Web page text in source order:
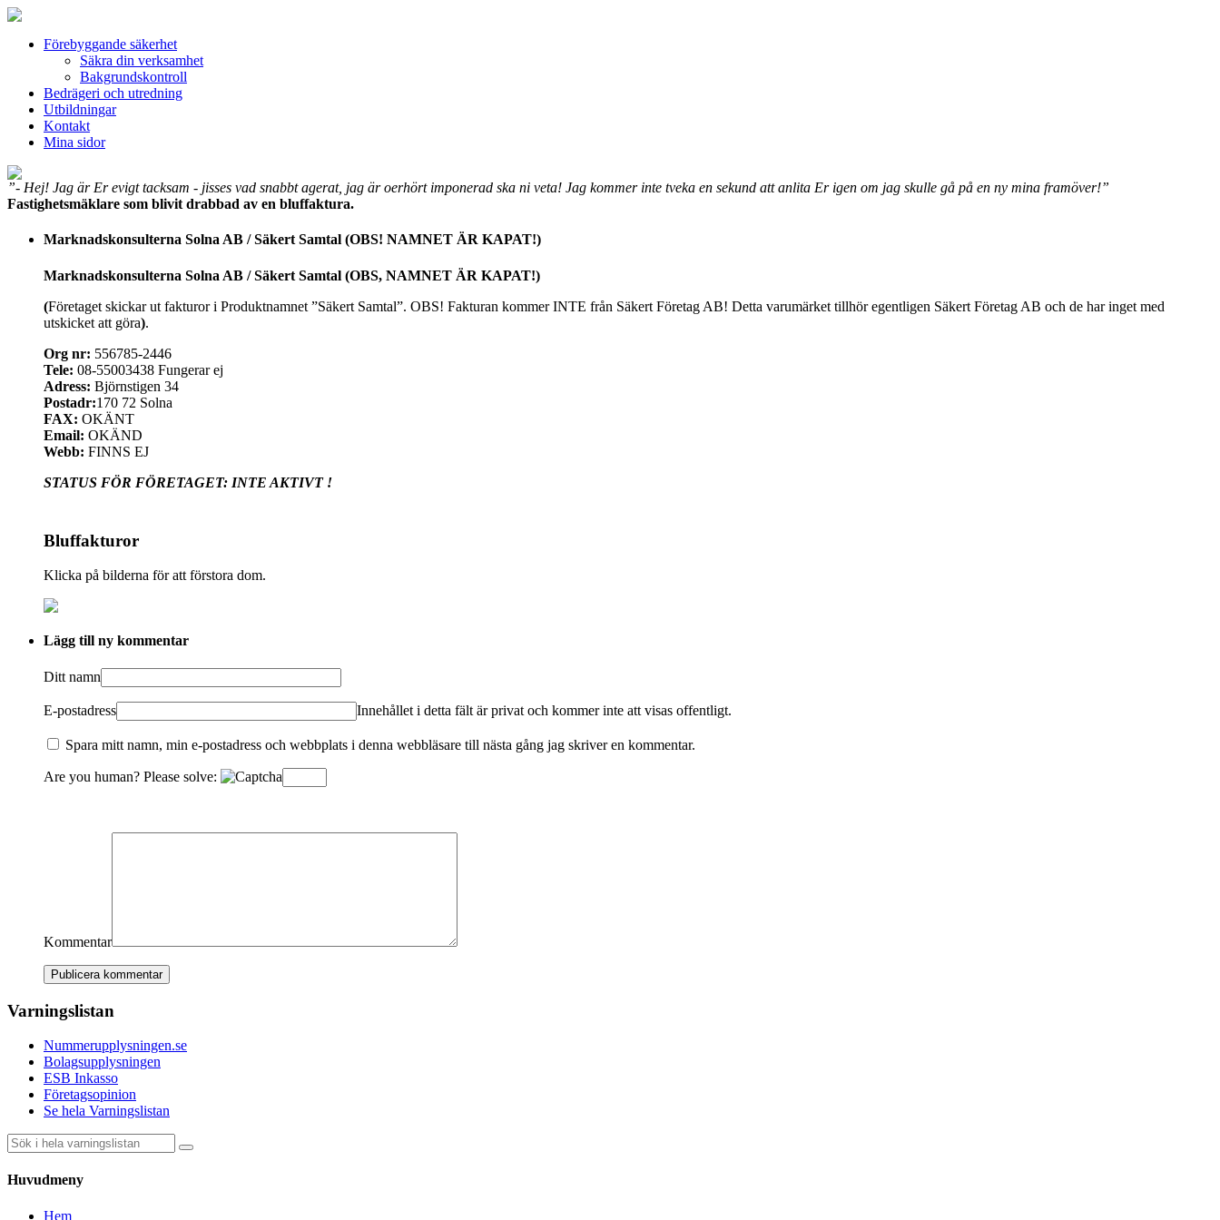
Förebyggande säkerhet
Säkra din verksamhet
Bakgrundskontroll
Bedrägeri och utredning
Utbildningar
Kontakt
Mina sidor
”- Hej! Jag är Er evigt tacksam - jisses vad snabbt agerat, jag är oerhört imponerad ska ni veta! Jag kommer inte tveka en sekund att anlita Er igen om jag skulle gå på en ny mina framöver!”
Fastighetsmäklare som blivit drabbad av en bluffaktura.
Marknadskonsulterna Solna AB / Säkert Samtal (OBS! NAMNET ÄR KAPAT!)
Marknadskonsulterna Solna AB / Säkert Samtal (OBS, NAMNET ÄR KAPAT!)
(Företaget skickar ut fakturor i Produktnamnet ”Säkert Samtal”. OBS! Fakturan kommer INTE från Säkert Företag AB! Detta varumärket tillhör egentligen Säkert Företag AB och de har inget med
utskicket att göra).
Org nr: 556785-2446
Tele: 08-55003438 Fungerar ej
Adress: Björnstigen 34
Postadr:170 72 Solna
FAX: OKÄNT
Email: OKÄND
Webb: FINNS EJ
STATUS FÖR FÖRETAGET: INTE AKTIVT !
Bluffakturor
Klicka på bilderna för att förstora dom.
Lägg till ny kommentar
Ditt namn
E-postadress Innehållet i detta fält är privat och kommer inte att visas offentligt.
Spara mitt namn, min e-postadress och webbplats i denna webbläsare till nästa gång jag skriver en kommentar.
Are you human? Please solve:
Kommentar
Varningslistan
Nummerupplysningen.se
Bolagsupplysningen
ESB Inkasso
Företagsopinion
Se hela Varningslistan
Huvudmeny
Hem